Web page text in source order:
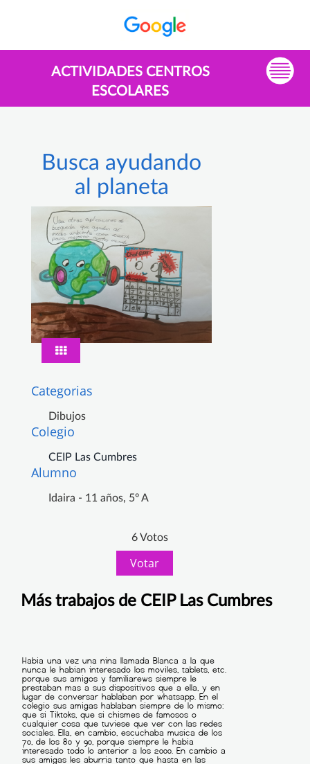
ACTIVIDADES CENTROS
ESCOLARES
Busca ayudando
al planeta
Categorias
Dibujos
Colegio
CEIP Las Cumbres
Alumno
Idaira - 11 años, 5º A
6 Votos
Votar
Más trabajos de CEIP Las Cumbres